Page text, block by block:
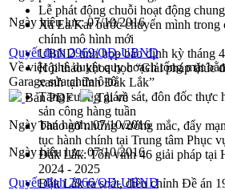
Lễ phát động chuỗi hoạt động
Xã Ea Kar bước chuyển mình trong
chính mô hình mới
UBND tỉnh họp báo định kỳ tháng
Hội thảo khoa học “Giải pháp thúc
xanh tại tỉnh Đắk Lắk”
Tăng cường giám sát, đôn đốc thực
sản công hàng tuần
Tháo gỡ những vướng mắc, đẩy
tục hành chính tại Trung tâm Phục
Đắk Lắk: Tôn vinh 46 giải pháp tại
2024 - 2025
Đắk Lắk rà soát, điều chỉnh Đề án
Ngày hiệu lực:07/10/2016
Quyết định 2969/QĐ-UBND
Về việc phê duyệt quy hoạch tổng mặt
Garage sửa chữa ô tô
Bản PDF
Tải về
Ngày ban hành:07/10/2016
Ngày hiệu lực:07/10/2016
Quyết định 2966/QĐ-UBND